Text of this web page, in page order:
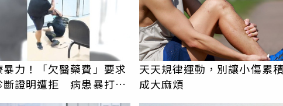
暴力！「欠醫藥費」要求
斷證明遭拒 病患暴打耕
工畫面曝光
天天規律運動，別讓小傷累
成大麻煩